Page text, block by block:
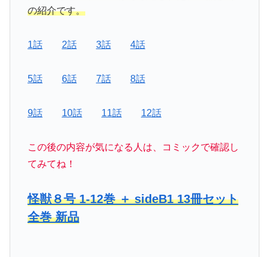
の紹介です。
1話 2話 3話 4話
5話 6話 7話 8話
9話 10話 11話 12話
この後の内容が気になる人は、コミックで確認し
てみてね！
怪獣８号 1-12巻 ＋ sideB1 13冊セット
全巻 新品